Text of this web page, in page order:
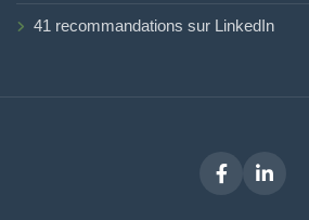
41 recommandations sur LinkedIn
FacebookLinkedIn